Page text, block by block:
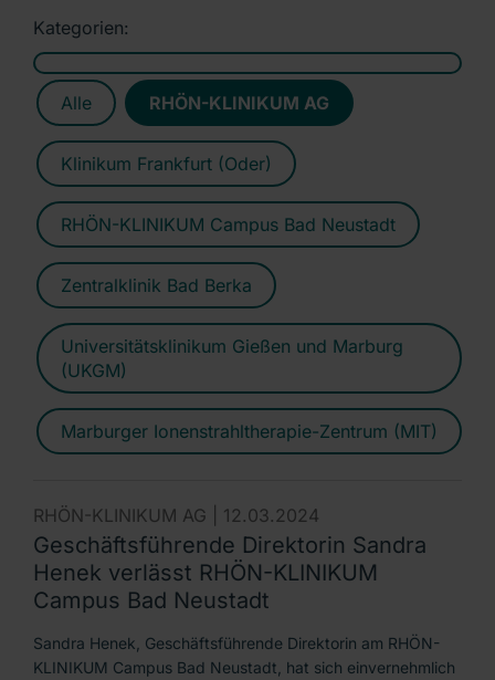
Kategorien:
Alle RHÖN-KLINIKUM AG
Klinikum Frankfurt (Oder)
RHÖN-KLINIKUM Campus Bad Neustadt
Zentralklinik Bad Berka
Universitätsklinikum Gießen und Marburg
(UKGM)
Marburger Ionenstrahltherapie-Zentrum (MIT)
RHÖN-KLINIKUM AG | 12.03.2024
Geschäftsführende Direktorin Sandra
Henek verlässt RHÖN-KLINIKUM
Campus Bad Neustadt
Sandra Henek, Geschäftsführende Direktorin am RHÖN-
KLINIKUM Campus Bad Neustadt, hat sich einvernehmlich